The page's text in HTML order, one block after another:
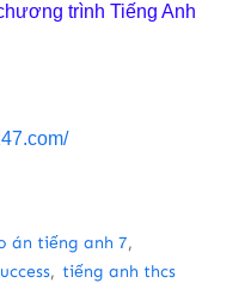
trình Tiếng Anh
án tiếng anh 7
tiếng anh thcs